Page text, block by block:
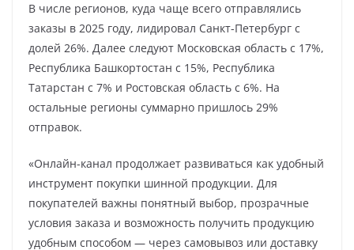
В числе регионов, куда чаще всего отправлялись
заказы в 2025 году, лидировал Санкт-Петербург с
долей 26%. Далее следуют Московская область с 17%,
Республика Башкортостан с 15%, Республика
Татарстан с 7% и Ростовская область с 6%. На
остальные регионы суммарно пришлось 29%
отправок.
«Онлайн-канал продолжает развиваться как удобный
инструмент покупки шинной продукции. Для
покупателей важны понятный выбор, прозрачные
условия заказа и возможность получить продукцию
удобным способом — через самовывоз или доставку